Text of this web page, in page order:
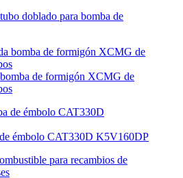
doblado para bomba de
de formigón XCMG de
émbolo CAT330D K5V160DP